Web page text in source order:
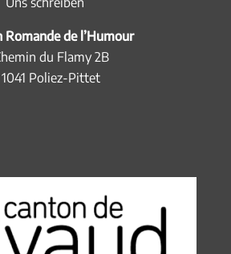
Romande de l’Humour
du Flamy 2B
1041 Poliez-Pittet